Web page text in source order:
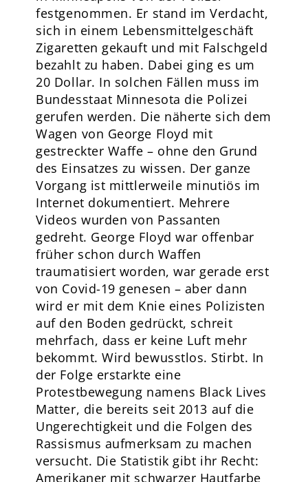
festgenommen. Er stand im Verdacht,
sich in einem Lebensmittelgeschäft
Zigaretten gekauft und mit Falschgeld
bezahlt zu haben. Dabei ging es um
20 Dollar. In solchen Fällen muss im
Bundesstaat Minnesota die Polizei
gerufen werden. Die näherte sich dem
Wagen von George Floyd mit
gestreckter Waffe – ohne den Grund
des Einsatzes zu wissen. Der ganze
Vorgang ist mittlerweile minutiös im
Internet dokumentiert. Mehrere
Videos wurden von Passanten
gedreht. George Floyd war offenbar
früher schon durch Waffen
traumatisiert worden, war gerade erst
von Covid-19 genesen – aber dann
wird er mit dem Knie eines Polizisten
auf den Boden gedrückt, schreit
mehrfach, dass er keine Luft mehr
bekommt. Wird bewusstlos. Stirbt. In
der Folge erstarkte eine
Protestbewegung namens Black Lives
Matter, die bereits seit 2013 auf die
Ungerechtigkeit und die Folgen des
Rassismus aufmerksam zu machen
versucht. Die Statistik gibt ihr Recht:
Amerikaner mit schwarzer Hautfarbe